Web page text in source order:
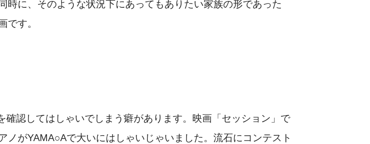
時に、そのような状況下にあってもありたい家族の形であった
です。
認してはしゃいでしまう癖があります。映画「セッション」で
ノがYAMA○Aで大いにはしゃいじゃいました。流石にコンテスト